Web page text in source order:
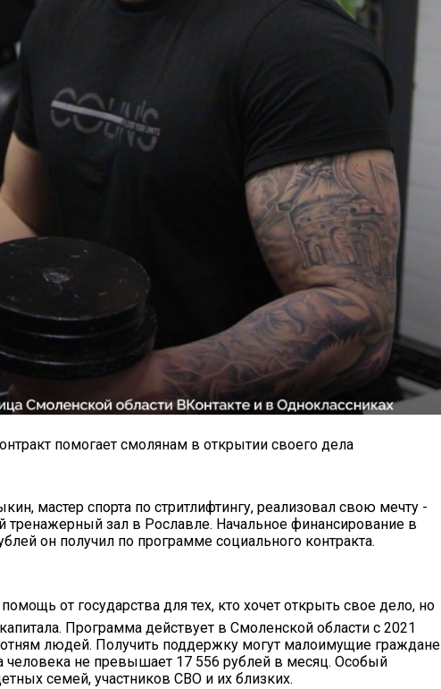
помогает смолянам в открытии своего дела
мастер спорта по стритлифтингу, реализовал свою мечту -
зал в Рославле. Начальное финансирование в
он получил по программе социального контракта.
от государства для тех, кто хочет открыть свое дело, но
Программа действует в Смоленской области с 2021
людей. Получить поддержку могут малоимущие граждане
человека не превышает 17 556 рублей в месяц. Особый
семей, участников СВО и их близких.